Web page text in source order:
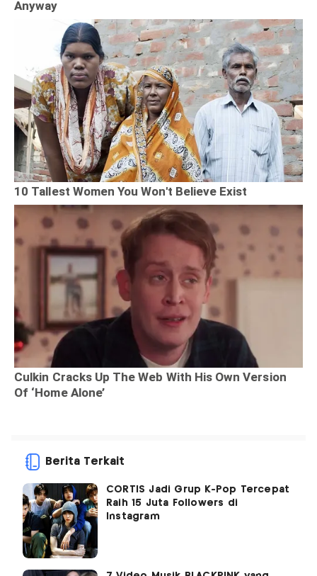
Berita Terkait
CORTIS Jadi Grup K-Pop Tercepat
Raih 15 Juta Followers di
Instagram